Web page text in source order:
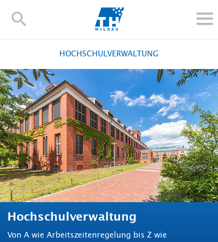
TH-
FORSCHUNG UND TRANSFER
ALUMNI
HOCHSCHULE
INTERNATIONAL
BESCHÄFTIGTE
Blogs Kontakt und Anfahrt Webmail Moodle
TH Online-Portal Personensuche English
HOCHSCHULVERWALTUNG
Hochschulverwaltung
Von A wie Arbeitszeitenregelung bis Z wie